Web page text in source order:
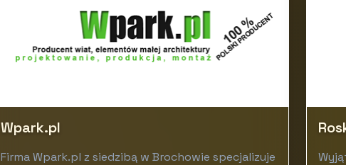
Wpark.pl
Firma Wpark.pl z siedzibą w Brochowie specjalizuje